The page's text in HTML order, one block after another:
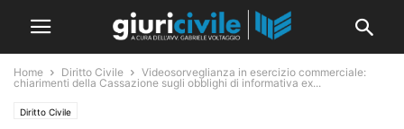
Home Diritto Civile
Videosorveglianza in esercizio commerciale:
chiarimenti della Cassazione sugli obblighi di informativa ex...
Diritto Civile